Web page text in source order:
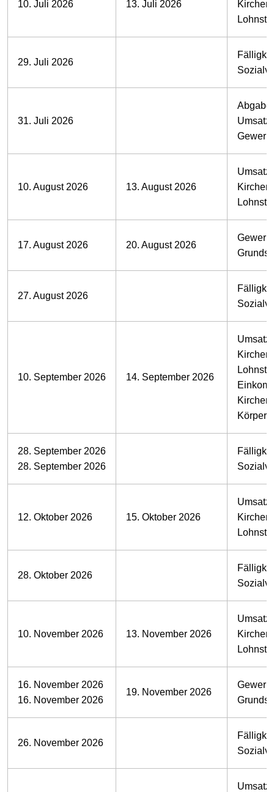
10. Juli 2026 13. Juli 2026
29. Juli 2026
31. Juli 2026
Abgabe
10. August 2026 13. August 2026
17. August 2026 20. August 2026
27. August 2026
10. September 2026 14. September 2026
28. September 2026
28. September 2026
12. Oktober 2026 15. Oktober 2026
28. Oktober 2026
10. November 2026 13. November 2026
16. November 2026
16. November 2026
19. November 2026
26. November 2026